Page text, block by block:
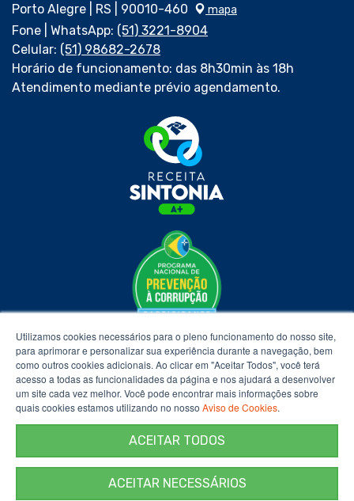
Porto Alegre | RS | 90010-460
mapa
Fone | WhatsApp: (51) 3221-8904
Celular: (51) 98682-2678
Horário de funcionamento: das 8h30min às 18h
Atendimento mediante prévio agendamento.
Utilizamos cookies necessários para o pleno funcionamento do nosso site,
para aprimorar e personalizar sua experiência durante a navegação, bem
como outros cookies adicionais. Ao clicar em "Aceitar Todos", você terá
acesso a todas as funcionalidades da página e nos ajudará a desenvolver
um site cada vez melhor. Você pode encontrar mais informações sobre
quais cookies estamos utilizando no nosso Aviso de Cookies.
ACEITAR TODOS
ACEITAR NECESSÁRIOS